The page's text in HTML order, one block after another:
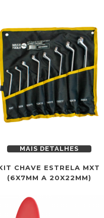
MAIS DETALHES
CHAVE ESTRELA MXT
(6X7MM A 20X22MM)